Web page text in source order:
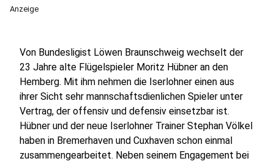
Anzeige
Von Bundesligist Löwen Braunschweig wechselt der
23 Jahre alte Flügelspieler Moritz Hübner an den
Hemberg. Mit ihm nehmen die Iserlohner einen aus
ihrer Sicht sehr mannschaftsdienlichen Spieler unter
Vertrag, der offensiv und defensiv einsetzbar ist.
Hübner und der neue Iserlohner Trainer Stephan Völkel
haben in Bremerhaven und Cuxhaven schon einmal
zusammengearbeitet. Neben seinem Engagement bei